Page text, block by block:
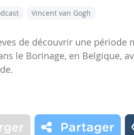
Vincent van Gogh
de découvrir une période
le Borinage, en Belgique,
Partager